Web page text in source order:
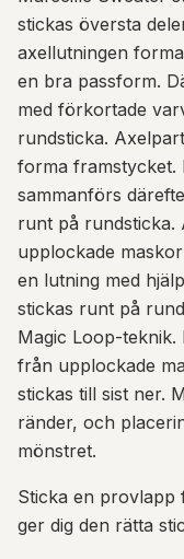
stickas översta
axellutningen
en bra passform.
med förkortade
rundsticka.
forma framstycket.
sammanförs
runt på rundsticka.
upplockade
en lutning med
stickas runt på
Magic Loop-teknik.
från upplockade
stickas till sist ner.
ränder, och
mönstret.
Sticka en provlapp
ger dig den rätta